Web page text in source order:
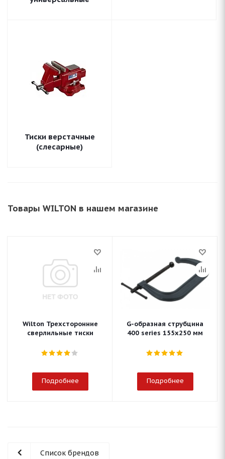
Тиски верстачные
(слесарные)
Товары WILTON в нашем магазине
Wilton Трехсторонние
сверлильные тиски
Подробнее
G-образная струбцина
400 series 155х250 мм
Подробнее
Список брендов